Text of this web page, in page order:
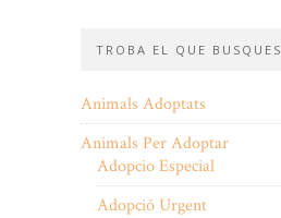
TROBA EL QUE BUSQUES
Animals Adoptats
Animals Per Adoptar
Adopcio Especial
Adopció Urgent